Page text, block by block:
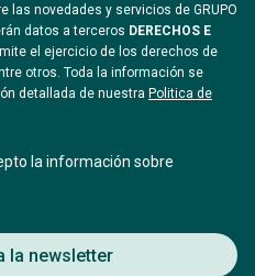
las novedades y servicios de GRUPO
datos a terceros DERECHOS E
el ejercicio de los derechos de
otros. Toda la información se
detallada de nuestra Politica de
la información sobre
la newsletter